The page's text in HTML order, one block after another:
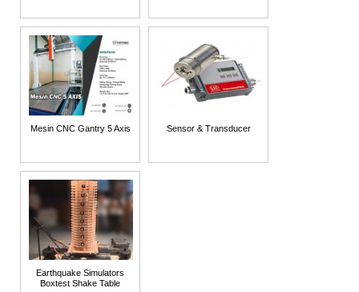
Mesin CNC Gantry 5 Axis Sensor & Transducer
Earthquake Simulators
Boxtest Shake Table